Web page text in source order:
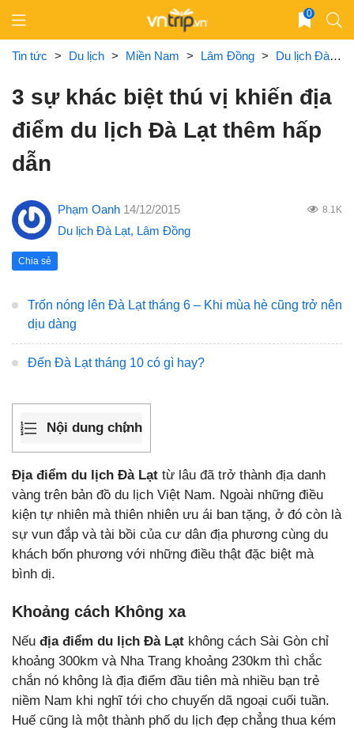
content
0
Tin tức > Du lịch > Miền Nam > Lâm Đồng > Du lịch Đà Lạt
3 sự khác biệt thú vị khiến địa
điểm du lịch Đà Lạt thêm hấp
dẫn
Phạm Oanh 14/12/2015 8.1K
Du lịch Đà Lạt, Lâm Đồng
Chia sẻ
Trốn nóng lên Đà Lạt tháng 6 – Khi mùa hè cũng trở nên
dịu dàng
Đến Đà Lạt tháng 10 có gì hay?
Nội dung chính
Địa điểm du lịch Đà Lạt từ lâu đã trở thành địa danh
vàng trên bản đồ du lịch Việt Nam. Ngoài những điều
kiện tự nhiên mà thiên nhiên ưu ái ban tặng, ở đó còn là
sự vun đắp và tài bồi của cư dân địa phương cùng du
khách bốn phương với những điều thật đặc biệt mà
bình dị.
Khoảng cách Không xa
Nếu địa điểm du lịch Đà Lạt không cách Sài Gòn chỉ
khoảng 300km và Nha Trang khoảng 230km thì chắc
chắn nó không là địa điểm đầu tiên mà nhiều bạn trẻ
niềm Nam khi nghĩ tới cho chuyến dã ngoại cuối tuần.
Huế cũng là một thành phố du lịch đẹp chẳng thua kém